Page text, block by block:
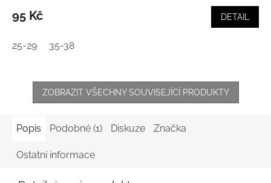
95 Kč DETAIL
25-29 35-38
ZOBRAZIT VŠECHNY SOUVISEJÍCÍ PRODUKTY
Popis Podobné (1) Diskuze Značka
Ostatní informace